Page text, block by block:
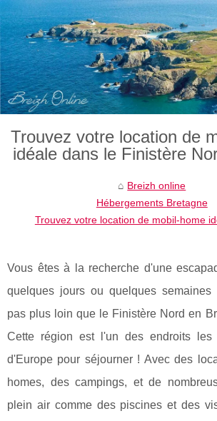
Trouvez votre location de
idéale dans le Finistère
Breizh online
Hébergements Bretagne
Trouvez votre location de mobil-home
Vous êtes à la recherche d'une
quelques jours ou quelques
pas plus loin que le Finistère Nord en
Cette région est l'un des endroits les
d'Europe pour séjourner ! Avec des
homes, des campings, et de
plein air comme des piscines et des